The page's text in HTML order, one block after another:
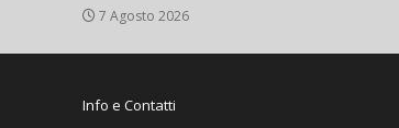
7 Agosto 2026
Info e Contatti